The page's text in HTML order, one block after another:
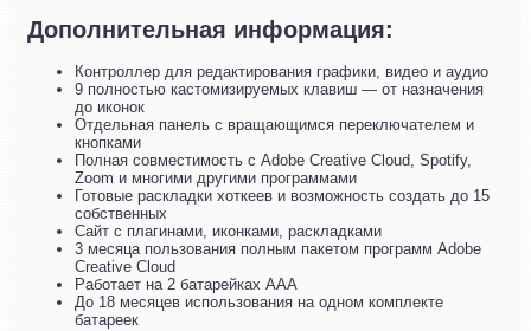
Дополнительная информация:
Контроллер для редактирования графики, видео и аудио
9 полностью кастомизируемых клавиш — от назначения
до иконок
Отдельная панель с вращающимся переключателем и
кнопками
Полная совместимость с Adobe Creative Cloud, Spotify,
Zoom и многими другими программами
Готовые раскладки хоткеев и возможность создать до 15
собственных
Сайт с плагинами, иконками, раскладками
3 месяца пользования полным пакетом программ Adobe
Creative Cloud
Работает на 2 батарейках ААА
До 18 месяцев использования на одном комплекте
батареек